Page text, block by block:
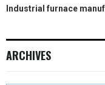
Industrial furnace
ARCHIVES